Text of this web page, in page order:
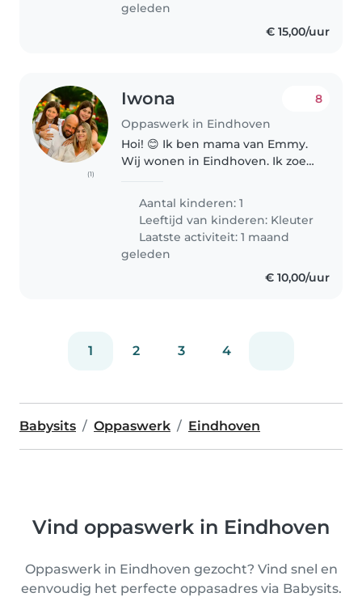
geleden
€ 15,00/uur
(1)
Iwona
Oppaswerk in Eindhoven
8
Hoi! 😊 Ik ben mama van Emmy.
Wij wonen in Eindhoven. Ik zoek
betrouwbare oppas voor enkele
dagen. Emmy is een vrolijk en
lief meisje. Het is voor mij
belangrijk..
Aantal kinderen: 1
Leeftijd van kinderen: Kleuter
Laatste activiteit: 1 maand
geleden
€ 10,00/uur
1 2 3 4
Babysits Oppaswerk Eindhoven
Vind oppaswerk in Eindhoven
Oppaswerk in Eindhoven gezocht? Vind snel en
eenvoudig het perfecte oppasadres via Babysits.